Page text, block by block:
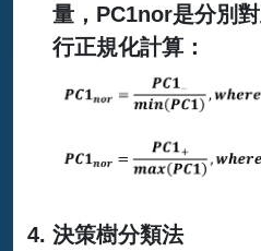
量，PC1nor是分別
行正規化計算：
決策樹分類法